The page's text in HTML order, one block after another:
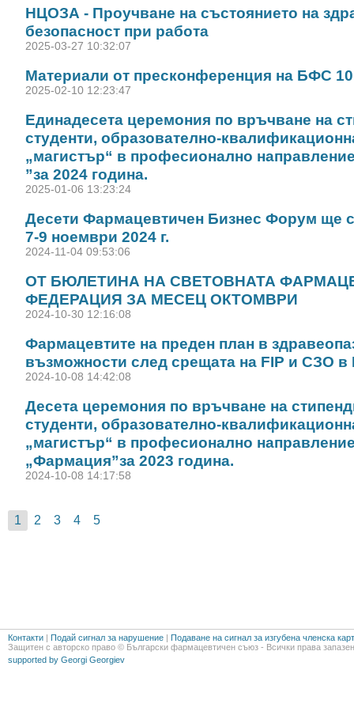
НЦОЗА - Проучване на състоянието на
безопасност при работа
2025-03-27 10:32:07
Материали от пресконференция на БФС
2025-02-10 12:23:47
Единадесета церемония по връчване на
студенти, образователно-
„магистър“ в професионално
”за 2024 година.
2025-01-06 13:23:24
Десети Фармацевтичен Бизнес Форум ще
7-9 ноември 2024 г.
2024-11-04 09:53:06
ОТ БЮЛЕТИНА НА СВЕТОВНАТА
ФЕДЕРАЦИЯ ЗА МЕСЕЦ ОКТОМВРИ
2024-10-30 12:16:08
Фармацевтите на преден план в
възможности след срещата на FIP и СЗО в
2024-10-08 14:42:08
Десета церемония по връчване на
студенти, образователно-
„магистър“ в професионално
„Фармация”за 2023 година.
2024-10-08 14:17:58
1 2 3 4 5
Контакти | Подай сигнал за нарушение | Подаване на сигнал за изгубена членска
Защитен с авторско право © Български фармацевтичен съюз - Всички права
supported by Georgi Georgiev